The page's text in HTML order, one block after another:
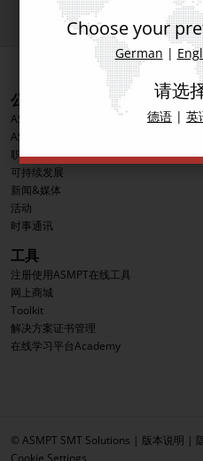
公司信息
ASMPT集团
ASMPT SMT解决方案分部
职业发展
可持续发展
新闻&媒体
活动
时事通讯
工具
注册使用ASMPT在线工具
网上商城
Toolkit
解决方案证书管理
在线学习平台Academy
© ASMPT SMT Solutions | 版本说明 |
Cookie Settings
Choose your
German |
请选
德语 | 英